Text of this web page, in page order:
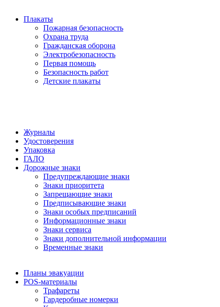
Плакаты
Пожарная безопасность
Охрана труда
Гражданская оборона
Электробезопасность
Первая помощь
Безопасность работ
Детские плакаты
Журналы
Удостоверения
Упаковка
ГАЛО
Дорожные знаки
Предупреждающие знаки
Знаки приоритета
Запрещающие знаки
Предписывающие знаки
Знаки особых предписаний
Информационные знаки
Знаки сервиса
Знаки дополнительной информации
Временные знаки
Планы эвакуации
POS-материалы
Трафареты
Гардеробные номерки